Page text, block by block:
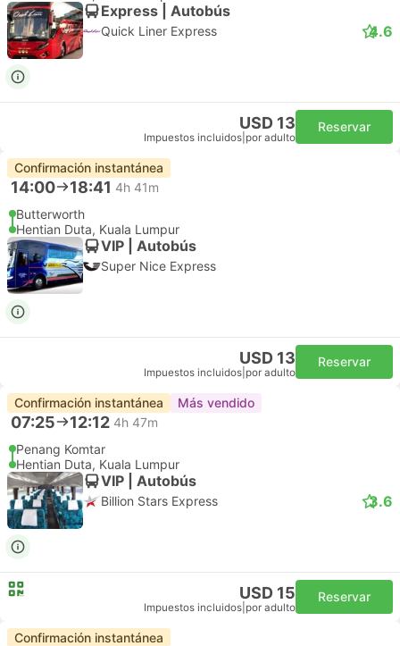
Express | Autobús
Quick Liner Express 4.6
USD 13
Impuestos incluidos por adulto
Reservar
Confirmación instantánea
14:00 18:41 4h 41m
Butterworth
Hentian Duta, Kuala Lumpur
VIP | Autobús
Super Nice Express
USD 13
Impuestos incluidos por adulto
Reservar
Confirmación instantánea Más vendido
07:25 12:12 4h 47m
Penang Komtar
Hentian Duta, Kuala Lumpur
VIP | Autobús
Billion Stars Express 3.6
USD 15
Impuestos incluidos por adulto
Reservar
Confirmación instantánea